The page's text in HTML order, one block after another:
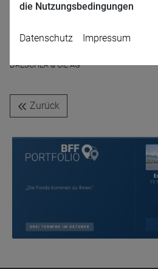
DRESCHER & CIE AG
Zurück
die Nutzungsbedingungen
Datenschutz Impressum
Name
CPref
Ablauf
1 Jahr